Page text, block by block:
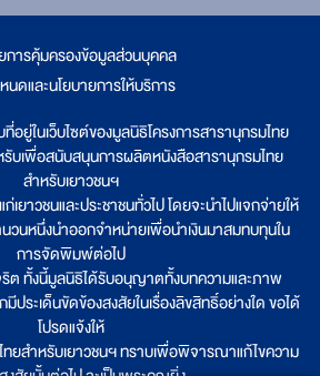
การคุ้มครองข้อมูลส่วนบุคคล
นดและนโยบายการให้บริการ
ยู่ในเว็บไซต์ของมูลนิธิโครงการสารานุกรมไทย
รับเพื่อสนับสนุนการผลิตหนังสือสารานุกรมไทย
สำหรับเยาวชนฯ
เยาวชนและประชาชนทั่วไป โดยจะนำไปแจกจ่ายให้
นวนหนึ่งนำออกจำหน่ายเพื่อนำเงินมาสมทบทุนใน
การจัดพิมพ์ต่อไป
ริต ทั้งนี้มูลนิธิได้รับอนุญาตทั้งบทความและภาพ
ประเด็นขัดข้องสงสัยในเรื่องลิขสิทธิ์อย่างใด ขอได้
โปรดแจ้งให้
ยสำหรับเยาวชนฯ ทราบเพื่อพิจารณาแก้ไขความ